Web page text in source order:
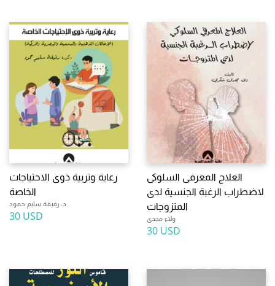
رعاية وتربية ذوى الاحتياجات
الخاصة
د. رفيقة سليم حمود
30 USD
العلاج المعرفى السلوكى
لاضطراب الرغبة الجنسية لدى
المتزوجات
ولاء مجدى
30 USD